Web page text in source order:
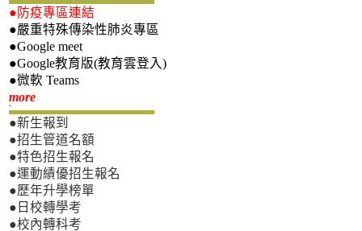
●防疫專區連結
●嚴重特殊傳染性肺炎專區
●Google meet
●Google教育版(教育雲登入)
●微軟 Teams
more新生專區
●新生報到
●招生管道名額
●特色招生報名
●運動績優招生報名
●歷年升學榜單
●日校轉學考
●校內轉科考